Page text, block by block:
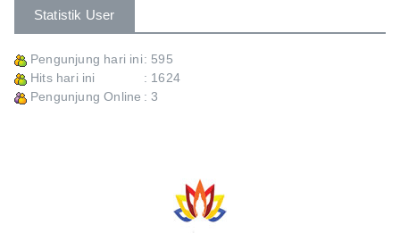
Statistik User
Pengunjung hari ini: 595
Hits hari ini
: 1624
Pengunjung Online : 3